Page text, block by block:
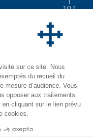
&
TOP
sur ce site. Nous
du recueil du
mesure d’audience. Vous
opposer aux traitements
en cliquant sur le lien prévu
cookies.